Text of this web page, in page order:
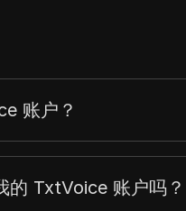
账户？
的 TxtVoice 账户吗？